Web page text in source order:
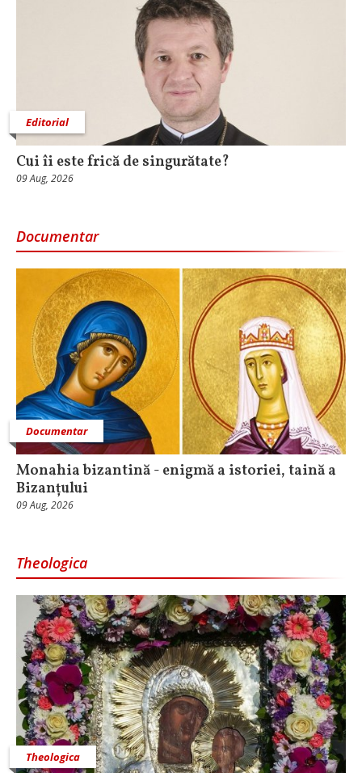
Editorial
Cui îi este frică de singurătate?
09 Aug, 2026
Documentar
Documentar
Monahia bizantină - enigmă a istoriei, taină a
Bizanțului
09 Aug, 2026
Theologica
Theologica